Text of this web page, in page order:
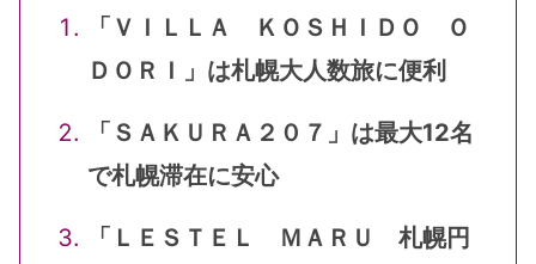
「ＶＩＬＬＡ ＫＯＳＨＩＤＯ Ｏ
ＤＯＲＩ」は札幌大人数旅に便利
「ＳＡＫＵＲＡ２０７」は最大12名
で札幌滞在に安心
「ＬＥＳＴＥＬ ＭＡＲＵ 札幌円